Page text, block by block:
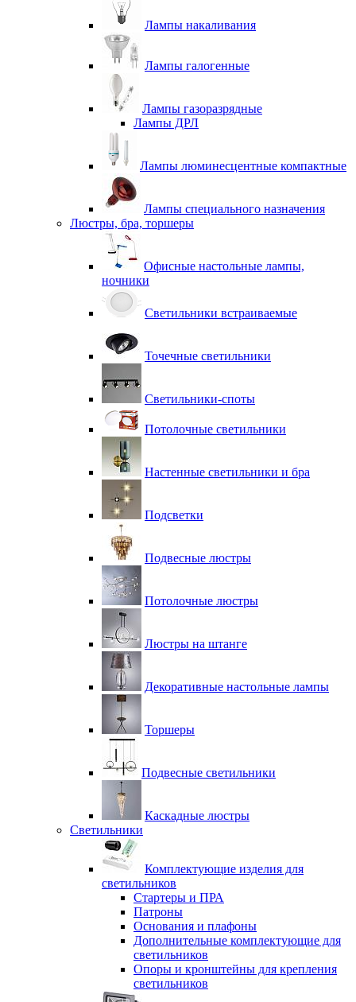
Лампы накаливания
Лампы галогенные
Лампы газоразрядные
Лампы ДРЛ
Лампы люминесцентные компактные
Лампы специального назначения
Люстры, бра, торшеры
Офисные настольные лампы,
ночники
Светильники встраиваемые
Точечные светильники
Светильники-споты
Потолочные светильники
Настенные светильники и бра
Подсветки
Подвесные люстры
Потолочные люстры
Люстры на штанге
Декоративные настольные лампы
Торшеры
Подвесные светильники
Каскадные люстры
Светильники
Комплектующие изделия для
светильников
Стартеры и ПРА
Патроны
Основания и плафоны
Дополнительные комплектующие для
светильников
Опоры и кронштейны для крепления
светильников